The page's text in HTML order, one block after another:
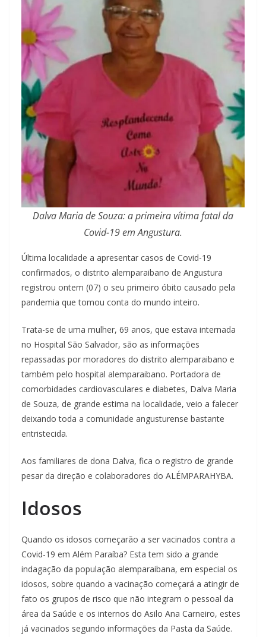
Dalva Maria de Souza: a primeira vítima fatal da
Covid-19 em Angustura.
Última localidade a apresentar casos de Covid-19
confirmados, o distrito alemparaibano de Angustura
registrou ontem (07) o seu primeiro óbito causado pela
pandemia que tomou conta do mundo inteiro.
Trata-se de uma mulher, 69 anos, que estava internada
no Hospital São Salvador, são as informações
repassadas por moradores do distrito alemparaibano e
também pelo hospital alemparaibano. Portadora de
comorbidades cardiovasculares e diabetes, Dalva Maria
de Souza, de grande estima na localidade, veio a falecer
deixando toda a comunidade angusturense bastante
entristecida.
Aos familiares de dona Dalva, fica o registro de grande
pesar da direção e colaboradores do ALÉMPARAHYBA.
Idosos
Quando os idosos começarão a ser vacinados contra a
Covid-19 em Além Paraíba? Esta tem sido a grande
indagação da população alemparaibana, em especial os
idosos, sobre quando a vacinação começará a atingir de
fato os grupos de risco que não integram o pessoal da
área da Saúde e os internos do Asilo Ana Carneiro, estes
já vacinados segundo informações da Pasta da Saúde.